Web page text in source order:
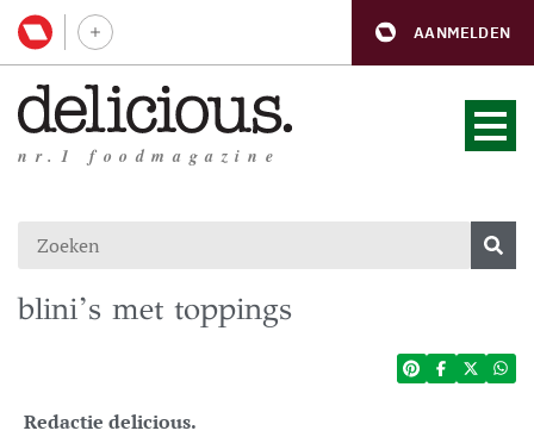
AANMELDEN
nr.1 foodmagazine
blini’s met toppings
Redactie delicious.